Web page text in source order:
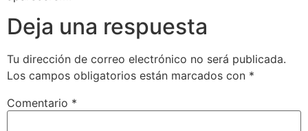
Deja una respuesta
Tu dirección de correo electrónico no será publicada.
Los campos obligatorios están marcados con *
Comentario *